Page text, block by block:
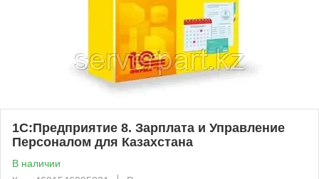
1С:Предприятие 8. Зарплата и Управление
Персоналом для Казахстана
В наличии